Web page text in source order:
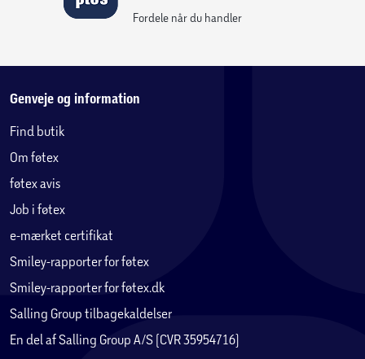
Fordele når du handler
Genveje og information
Find butik
Om føtex
føtex avis
Job i føtex
e-mærket certifikat
Smiley-rapporter for føtex
Smiley-rapporter for føtex.dk
Salling Group tilbagekaldelser
En del af Salling Group A/S (CVR 35954716)